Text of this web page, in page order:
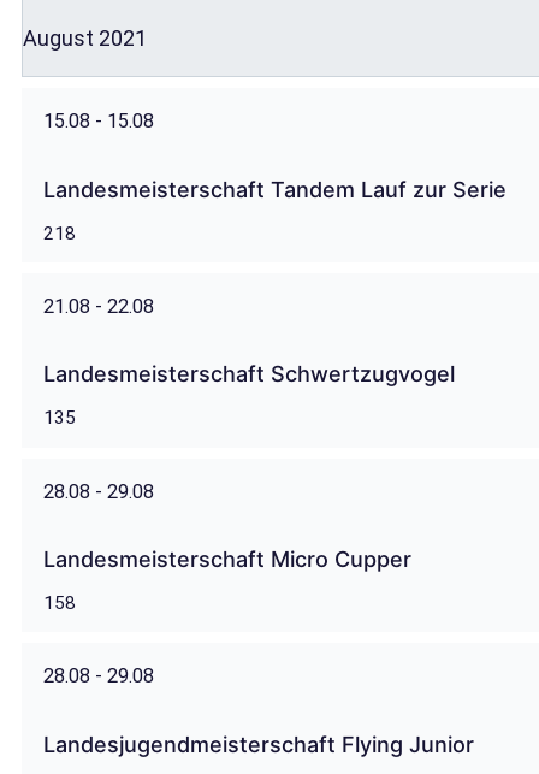
August 2021
15.08 - 15.08
Landesmeisterschaft Tandem Lauf zur Serie
218
21.08 - 22.08
Landesmeisterschaft Schwertzugvogel
135
28.08 - 29.08
Landesmeisterschaft Micro Cupper
158
28.08 - 29.08
Landesjugendmeisterschaft Flying Junior